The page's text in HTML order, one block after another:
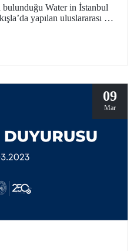
bulunduğu Water in İstanbul
yapılan uluslararası bir
su yönetiminin
09
Mar